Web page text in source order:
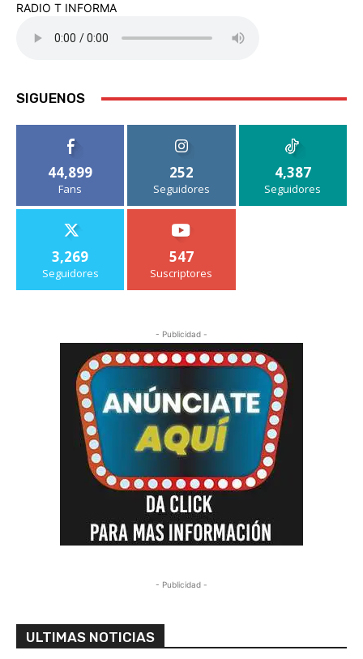
RADIO T INFORMA
SIGUENOS
44,899
Fans
252
Seguidores
4,387
Seguidores
3,269
Seguidores
547
Suscriptores
- Publicidad -
- Publicidad -
ULTIMAS NOTICIAS